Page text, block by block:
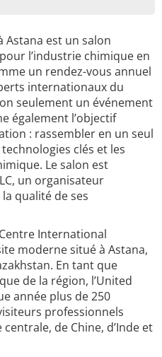
Astana est un salon
l’industrie chimique en
un rendez-vous annuel
internationaux du
seulement un événement
également l’objectif
: rassembler en un seul
clés et les
Le salon est
un organisateur
qualité de ses
International
moderne situé à Astana,
En tant que
de la région, l’United
année plus de 250
professionnels
de Chine, d’Inde et